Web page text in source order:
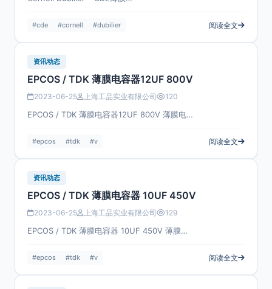
#cde #cornell #dubilier 阅读全文
资讯动态
EPCOS / TDK 薄膜电容器12UF 800V
2023-06-25 上海工品实业有限公司 120
EPCOS / TDK 薄膜电容器12UF 800V 薄膜电…
#epcos #tdk #v 阅读全文
资讯动态
EPCOS / TDK 薄膜电容器 10UF 450V
2023-06-25 上海工品实业有限公司 129
EPCOS / TDK 薄膜电容器 10UF 450V 薄膜…
#epcos #tdk #v 阅读全文